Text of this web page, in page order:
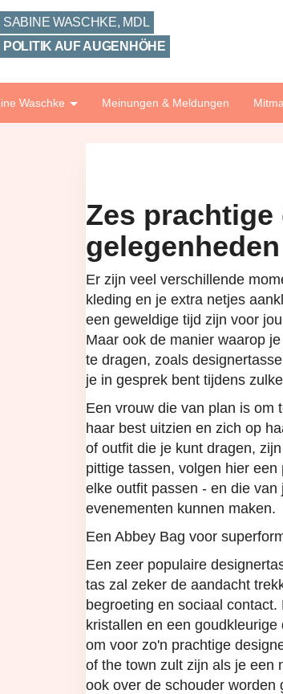
SABINE WASCHKE, MDL
POLITIK AUF AUGENHÖHE
Waschke Meinungen & Meldungen
Zes
gelegenheden
Er zijn veel verschillende
kleding en je extra netjes
een geweldige tijd zijn voor
Maar ook de manier waarop
te dragen, zoals
je in gesprek bent tijdens
Een vrouw die van plan is om
haar best uitzien en zich op
of outfit die je kunt dragen,
pittige tassen, volgen hier
elke outfit passen - en die
evenementen kunnen maken.
Een Abbey Bag voor
Een zeer populaire
tas zal zeker de aandacht
begroeting en sociaal
kristallen en een
om voor zo'n prachtige
of the town zult zijn als je een
ook over de schouder worden